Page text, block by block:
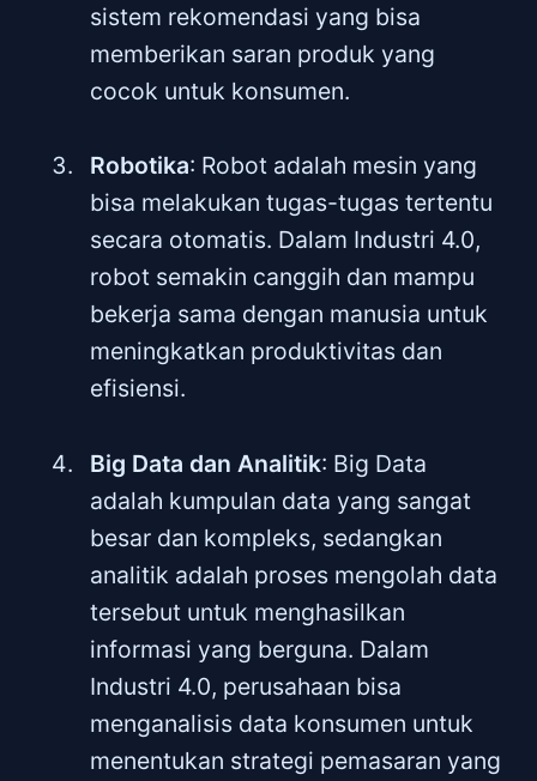
sistem rekomendasi yang bisa
memberikan saran produk yang
cocok untuk konsumen.
Robotika: Robot adalah mesin yang
bisa melakukan tugas-tugas tertentu
secara otomatis. Dalam Industri 4.0,
robot semakin canggih dan mampu
bekerja sama dengan manusia untuk
meningkatkan produktivitas dan
efisiensi.
Big Data dan Analitik: Big Data
adalah kumpulan data yang sangat
besar dan kompleks, sedangkan
analitik adalah proses mengolah data
tersebut untuk menghasilkan
informasi yang berguna. Dalam
Industri 4.0, perusahaan bisa
menganalisis data konsumen untuk
menentukan strategi pemasaran yang